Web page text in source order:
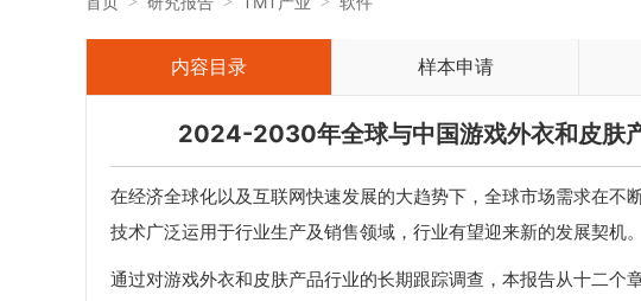
内容目录 样本申请
2024-2030年全球与中国游戏外衣和皮肤
在经济全球化以及互联网快速发展的大趋势下，全球市场需求在不
技术广泛运用于行业生产及销售领域，行业有望迎来新的发展契机。
通过对游戏外衣和皮肤产品行业的长期跟踪调查，本报告从十二个